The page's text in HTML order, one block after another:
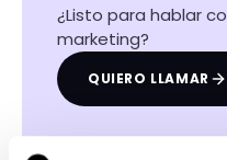
¿Listo para hablar
marketing?
QUIERO LLAMAR